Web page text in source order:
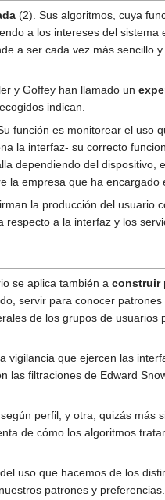
(2). Sus algoritmos, cuya
a los intereses del sistema
a ser cada vez más sencillo
y Goffey han llamado un
indican.
función es monitorear el uso
la interfaz- su correcto
dependiendo del dispositivo,
la empresa que ha encargado
la producción del usuario
a la interfaz y los
se aplica también a construir
servir para conocer
de los grupos de usuarios
que ejercen las
las filtraciones de Edward
perfil, y otra, quizás más
de cómo los algoritmos
uso que hacemos de los
patrones y